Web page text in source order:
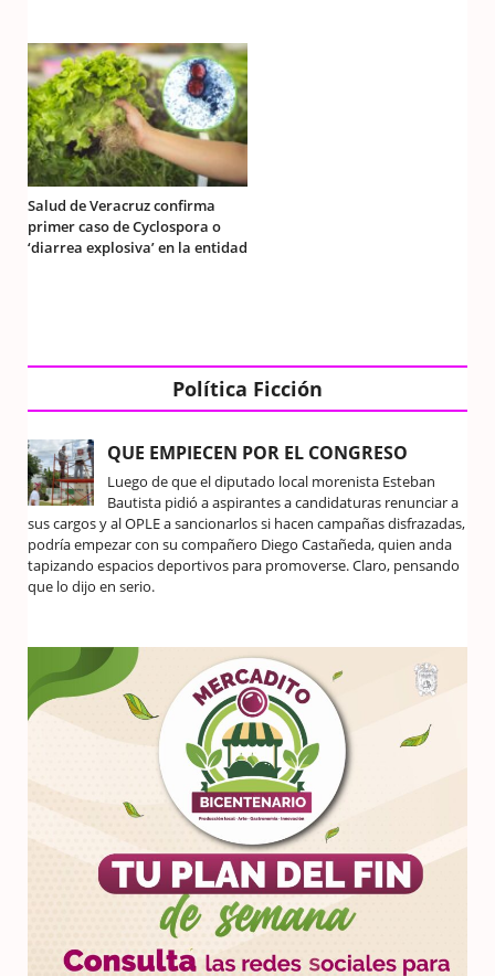
Salud de Veracruz confirma
primer caso de Cyclospora o
‘diarrea explosiva’ en la entidad
Política Ficción
QUE EMPIECEN POR EL CONGRESO
Luego de que el diputado local morenista Esteban
Bautista pidió a aspirantes a candidaturas renunciar a
sus cargos y al OPLE a sancionarlos si hacen campañas disfrazadas,
podría empezar con su compañero Diego Castañeda, quien anda
tapizando espacios deportivos para promoverse. Claro, pensando
que lo dijo en serio.